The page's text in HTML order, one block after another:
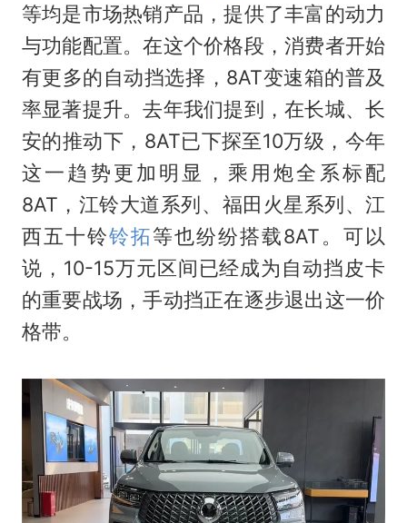
等均是市场热销产品，提供了丰富的动力
与功能配置。在这个价格段，消费者开始
有更多的自动挡选择，8AT变速箱的普及
率显著提升。去年我们提到，在长城、长
安的推动下，8AT已下探至10万级，今年
这一趋势更加明显，乘用炮全系标配
8AT，江铃大道系列、福田火星系列、江
西五十铃铃拓等也纷纷搭载8AT。可以
说，10-15万元区间已经成为自动挡皮卡
的重要战场，手动挡正在逐步退出这一价
格带。